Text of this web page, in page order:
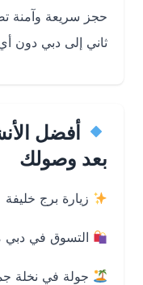
حجز سريعة وآمنة
ثاني إلى دبي دون أي عناء.
أفضل
بعد وصولك
زيارة برج خليفة
التسوق في دبي مول
جولة في نخلة جميرا